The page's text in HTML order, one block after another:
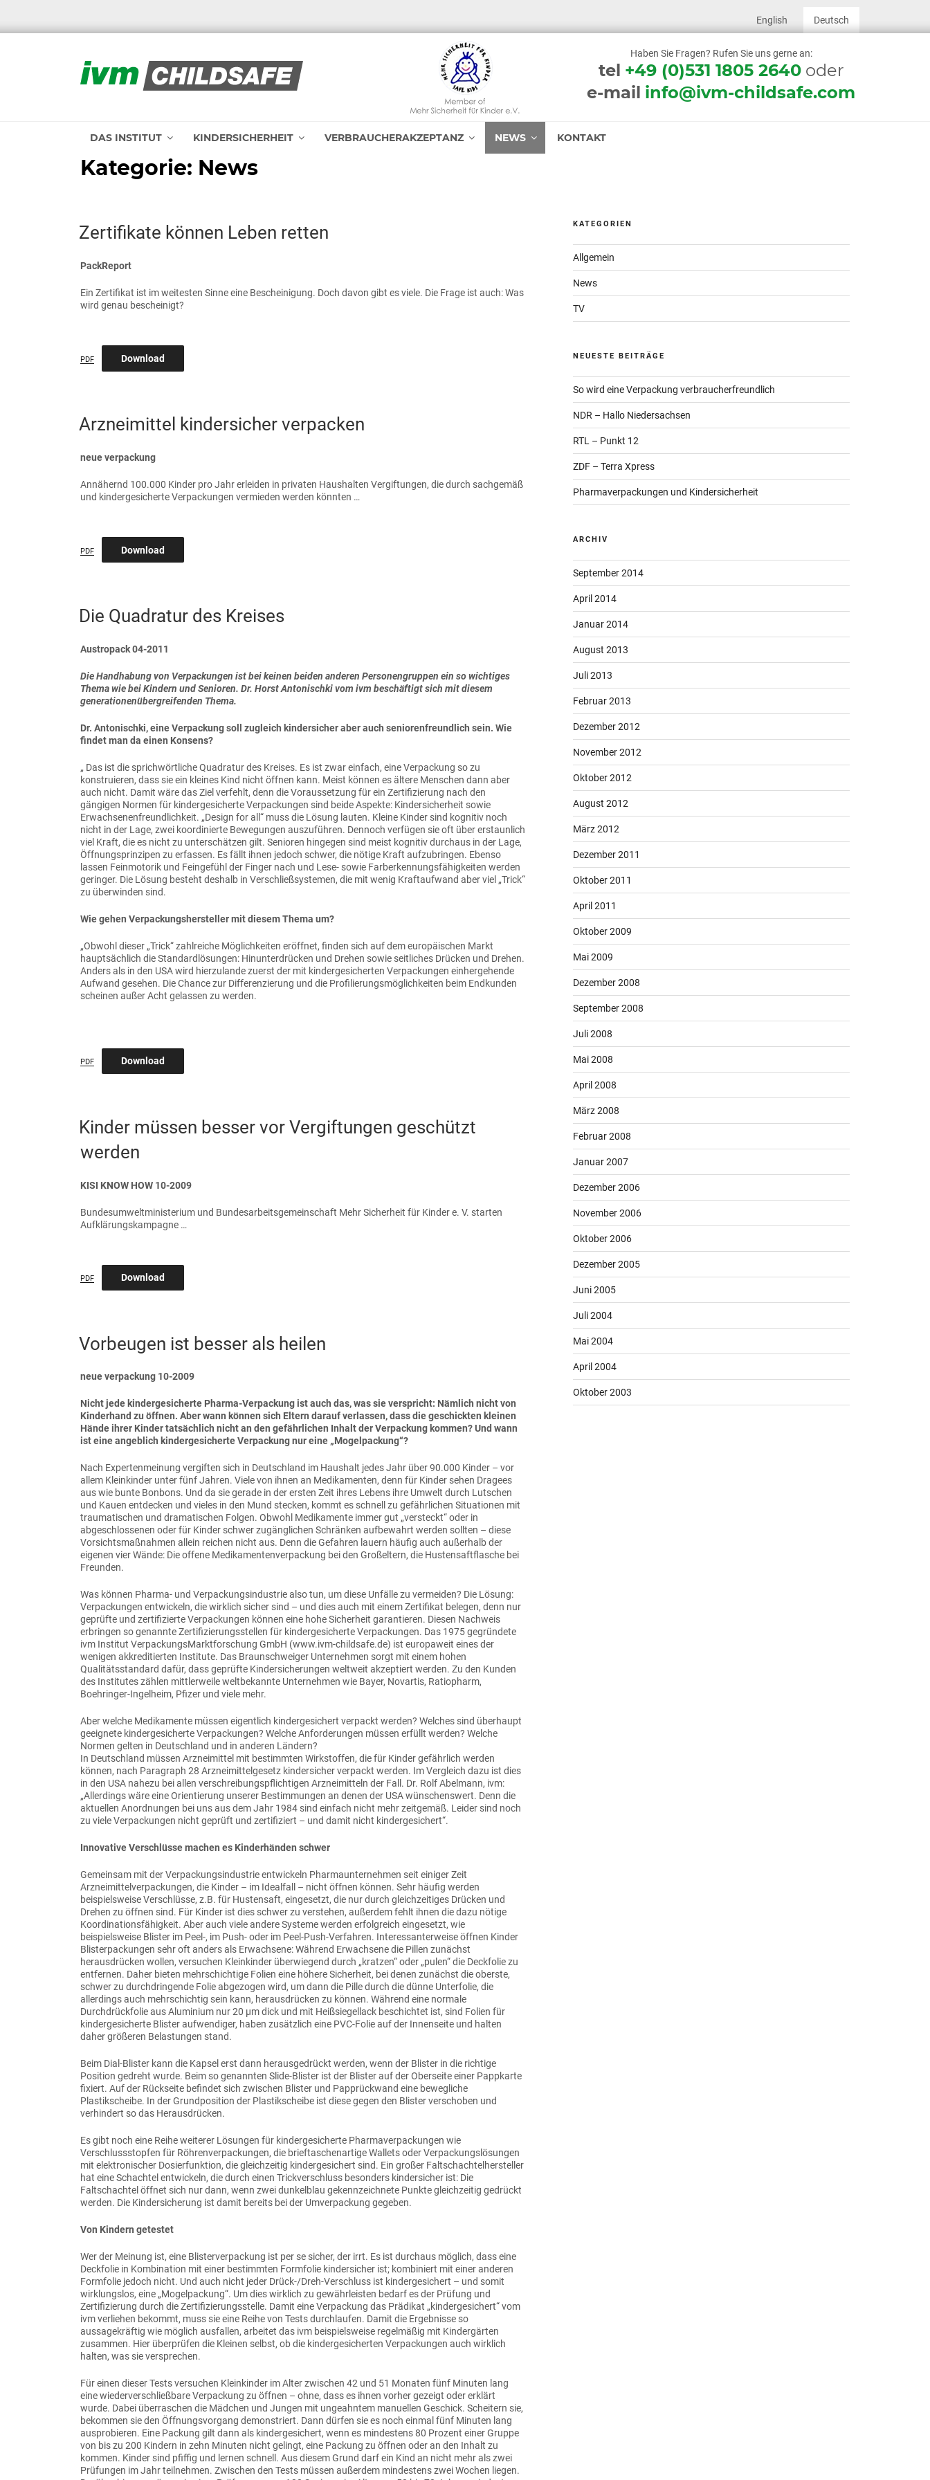
springen
English Deutsch
Haben Sie Fragen? Rufen Sie uns gerne an:
tel +49 (0)531 1805 2640oder
e-mail info@ivm-childsafe.com
DAS INSTITUT KINDERSICHERHEIT VERBRAUCHERAKZEPTANZ NEWS KONTAKT
Kategorie: News
AM
Zertifikate können Leben retten
PackReport
Ein Zertifikat ist im weitesten Sinne eine Bescheinigung. Doch davon gibt es viele. Die Frage ist auch: Was
wird genau bescheinigt?
PDF Download
AM
Arzneimittel kindersicher verpacken
neue verpackung
Annähernd 100.000 Kinder pro Jahr erleiden in privaten Haushalten Vergiftungen, die durch sachgemäß
und kindergesicherte Verpackungen vermieden werden könnten …
PDF Download
AM
Die Quadratur des Kreises
Austropack 04-2011
Die Handhabung von Verpackungen ist bei keinen beiden anderen Personengruppen ein so wichtiges
Thema wie bei Kindern und Senioren. Dr. Horst Antonischki vom ivm beschäftigt sich mit diesem
generationenübergreifenden Thema.
Dr. Antonischki, eine Verpackung soll zugleich kindersicher aber auch seniorenfreundlich sein. Wie
findet man da einen Konsens?
„ Das ist die sprichwörtliche Quadratur des Kreises. Es ist zwar einfach, eine Verpackung so zu
konstruieren, dass sie ein kleines Kind nicht öffnen kann. Meist können es ältere Menschen dann aber
auch nicht. Damit wäre das Ziel verfehlt, denn die Voraussetzung für ein Zertifizierung nach den
gängigen Normen für kindergesicherte Verpackungen sind beide Aspekte: Kindersicherheit sowie
Erwachsenenfreundlichkeit. „Design for all“ muss die Lösung lauten. Kleine Kinder sind kognitiv noch
nicht in der Lage, zwei koordinierte Bewegungen auszuführen. Dennoch verfügen sie oft über erstaunlich
viel Kraft, die es nicht zu unterschätzen gilt. Senioren hingegen sind meist kognitiv durchaus in der Lage,
Öffnungsprinzipen zu erfassen. Es fällt ihnen jedoch schwer, die nötige Kraft aufzubringen. Ebenso
lassen Feinmotorik und Feingefühl der Finger nach und Lese- sowie Farberkennungsfähigkeiten werden
geringer. Die Lösung besteht deshalb in Verschließsystemen, die mit wenig Kraftaufwand aber viel „Trick“
zu überwinden sind.
Wie gehen Verpackungshersteller mit diesem Thema um?
„Obwohl dieser „Trick“ zahlreiche Möglichkeiten eröffnet, finden sich auf dem europäischen Markt
hauptsächlich die Standardlösungen: Hinunterdrücken und Drehen sowie seitliches Drücken und Drehen.
Anders als in den USA wird hierzulande zuerst der mit kindergesicherten Verpackungen einhergehende
Aufwand gesehen. Die Chance zur Differenzierung und die Profilierungsmöglichkeiten beim Endkunden
scheinen außer Acht gelassen zu werden.
PDF Download
AM
Kinder müssen besser vor Vergiftungen geschützt
werden
KISI KNOW HOW 10-2009
Bundesumweltministerium und Bundesarbeitsgemeinschaft Mehr Sicherheit für Kinder e. V. starten
Aufklärungskampagne …
PDF Download
AM
Vorbeugen ist besser als heilen
neue verpackung 10-2009
Nicht jede kindergesicherte Pharma-Verpackung ist auch das, was sie verspricht: Nämlich nicht von
Kinderhand zu öffnen. Aber wann können sich Eltern darauf verlassen, dass die geschickten kleinen
Hände ihrer Kinder tatsächlich nicht an den gefährlichen Inhalt der Verpackung kommen? Und wann
ist eine angeblich kindergesicherte Verpackung nur eine „Mogelpackung“?
Nach Expertenmeinung vergiften sich in Deutschland im Haushalt jedes Jahr über 90.000 Kinder – vor
allem Kleinkinder unter fünf Jahren. Viele von ihnen an Medikamenten, denn für Kinder sehen Dragees
aus wie bunte Bonbons. Und da sie gerade in der ersten Zeit ihres Lebens ihre Umwelt durch Lutschen
und Kauen entdecken und vieles in den Mund stecken, kommt es schnell zu gefährlichen Situationen mit
traumatischen und dramatischen Folgen. Obwohl Medikamente immer gut „versteckt“ oder in
abgeschlossenen oder für Kinder schwer zugänglichen Schränken aufbewahrt werden sollten – diese
Vorsichtsmaßnahmen allein reichen nicht aus. Denn die Gefahren lauern häufig auch außerhalb der
eigenen vier Wände: Die offene Medikamentenverpackung bei den Großeltern, die Hustensaftflasche bei
Freunden.
Was können Pharma- und Verpackungsindustrie also tun, um diese Unfälle zu vermeiden? Die Lösung:
Verpackungen entwickeln, die wirklich sicher sind – und dies auch mit einem Zertifikat belegen, denn nur
geprüfte und zertifizierte Verpackungen können eine hohe Sicherheit garantieren. Diesen Nachweis
erbringen so genannte Zertifizierungsstellen für kindergesicherte Verpackungen. Das 1975 gegründete
ivm Institut VerpackungsMarktforschung GmbH (www.ivm-childsafe.de) ist europaweit eines der
wenigen akkreditierten Institute. Das Braunschweiger Unternehmen sorgt mit einem hohen
Qualitätsstandard dafür, dass geprüfte Kindersicherungen weltweit akzeptiert werden. Zu den Kunden
des Institutes zählen mittlerweile weltbekannte Unternehmen wie Bayer, Novartis, Ratiopharm,
Boehringer-Ingelheim, Pfizer und viele mehr.
Aber welche Medikamente müssen eigentlich kindergesichert verpackt werden? Welches sind überhaupt
geeignete kindergesicherte Verpackungen? Welche Anforderungen müssen erfüllt werden? Welche
Normen gelten in Deutschland und in anderen Ländern?
In Deutschland müssen Arzneimittel mit bestimmten Wirkstoffen, die für Kinder gefährlich werden
können, nach Paragraph 28 Arzneimittelgesetz kindersicher verpackt werden. Im Vergleich dazu ist dies
in den USA nahezu bei allen verschreibungspflichtigen Arzneimitteln der Fall. Dr. Rolf Abelmann, ivm:
„Allerdings wäre eine Orientierung unserer Bestimmungen an denen der USA wünschenswert. Denn die
aktuellen Anordnungen bei uns aus dem Jahr 1984 sind einfach nicht mehr zeitgemäß. Leider sind noch
zu viele Verpackungen nicht geprüft und zertifiziert – und damit nicht kindergesichert“.
Innovative Verschlüsse machen es Kinderhänden schwer
Gemeinsam mit der Verpackungsindustrie entwickeln Pharmaunternehmen seit einiger Zeit
Arzneimittelverpackungen, die Kinder – im Idealfall – nicht öffnen können. Sehr häufig werden
beispielsweise Verschlüsse, z.B. für Hustensaft, eingesetzt, die nur durch gleichzeitiges Drücken und
Drehen zu öffnen sind. Für Kinder ist dies schwer zu verstehen, außerdem fehlt ihnen die dazu nötige
Koordinationsfähigkeit. Aber auch viele andere Systeme werden erfolgreich eingesetzt, wie
beispielsweise Blister im Peel-, im Push- oder im Peel-Push-Verfahren. Interessanterweise öffnen Kinder
Blisterpackungen sehr oft anders als Erwachsene: Während Erwachsene die Pillen zunächst
herausdrücken wollen, versuchen Kleinkinder überwiegend durch „kratzen“ oder „pulen“ die Deckfolie zu
entfernen. Daher bieten mehrschichtige Folien eine höhere Sicherheit, bei denen zunächst die oberste,
schwer zu durchdringende Folie abgezogen wird, um dann die Pille durch die dünne Unterfolie, die
allerdings auch mehrschichtig sein kann, herausdrücken zu können. Während eine normale
Durchdrückfolie aus Aluminium nur 20 µm dick und mit Heißsiegellack beschichtet ist, sind Folien für
kindergesicherte Blister aufwendiger, haben zusätzlich eine PVC-Folie auf der Innenseite und halten
daher größeren Belastungen stand.
Beim Dial-Blister kann die Kapsel erst dann herausgedrückt werden, wenn der Blister in die richtige
Position gedreht wurde. Beim so genannten Slide-Blister ist der Blister auf der Oberseite einer Pappkarte
fixiert. Auf der Rückseite befindet sich zwischen Blister und Papprückwand eine bewegliche
Plastikscheibe. In der Grundposition der Plastikscheibe ist diese gegen den Blister verschoben und
verhindert so das Herausdrücken.
Es gibt noch eine Reihe weiterer Lösungen für kindergesicherte Pharmaverpackungen wie
Verschlussstopfen für Röhrenverpackungen, die brieftaschenartige Wallets oder Verpackungslösungen
mit elektronischer Dosierfunktion, die gleichzeitig kindergesichert sind. Ein großer Faltschachtelhersteller
hat eine Schachtel entwickeln, die durch einen Trickverschluss besonders kindersicher ist: Die
Faltschachtel öffnet sich nur dann, wenn zwei dunkelblau gekennzeichnete Punkte gleichzeitig gedrückt
werden. Die Kindersicherung ist damit bereits bei der Umverpackung gegeben.
Von Kindern getestet
Wer der Meinung ist, eine Blisterverpackung ist per se sicher, der irrt. Es ist durchaus möglich, dass eine
Deckfolie in Kombination mit einer bestimmten Formfolie kindersicher ist; kombiniert mit einer anderen
Formfolie jedoch nicht. Und auch nicht jeder Drück-/Dreh-Verschluss ist kindergesichert – und somit
wirklungslos, eine „Mogelpackung“. Um dies wirklich zu gewährleisten bedarf es der Prüfung und
Zertifizierung durch die Zertifizierungsstelle. Damit eine Verpackung das Prädikat „kindergesichert“ vom
ivm verliehen bekommt, muss sie eine Reihe von Tests durchlaufen. Damit die Ergebnisse so
aussagekräftig wie möglich ausfallen, arbeitet das ivm beispielsweise regelmäßig mit Kindergärten
zusammen. Hier überprüfen die Kleinen selbst, ob die kindergesicherten Verpackungen auch wirklich
halten, was sie versprechen.
Für einen dieser Tests versuchen Kleinkinder im Alter zwischen 42 und 51 Monaten fünf Minuten lang
eine wiederverschließbare Verpackung zu öffnen – ohne, dass es ihnen vorher gezeigt oder erklärt
wurde. Dabei überraschen die Mädchen und Jungen mit ungeahntem manuellen Geschick. Scheitern sie,
bekommen sie den Öffnungsvorgang demonstriert. Dann dürfen sie es noch einmal fünf Minuten lang
ausprobieren. Eine Packung gilt dann als kindergesichert, wenn es mindestens 80 Prozent einer Gruppe
von bis zu 200 Kindern in zehn Minuten nicht gelingt, eine Packung zu öffnen oder an den Inhalt zu
kommen. Kinder sind pfiffig und lernen schnell. Aus diesem Grund darf ein Kind an nicht mehr als zwei
Prüfungen im Jahr teilnehmen. Zwischen den Tests müssen außerdem mindestens zwei Wochen liegen.
KATEGORIEN
Allgemein
News
TV
NEUESTE BEITRÄGE
So wird eine Verpackung verbraucherfreundlich
NDR – Hallo Niedersachsen
RTL – Punkt 12
ZDF – Terra Xpress
Pharmaverpackungen und Kindersicherheit
ARCHIV
September 2014
April 2014
Januar 2014
August 2013
Juli 2013
Februar 2013
Dezember 2012
November 2012
Oktober 2012
August 2012
März 2012
Dezember 2011
Oktober 2011
April 2011
Oktober 2009
Mai 2009
Dezember 2008
September 2008
Juli 2008
Mai 2008
April 2008
März 2008
Februar 2008
Januar 2007
Dezember 2006
November 2006
Oktober 2006
Dezember 2005
Juni 2005
Juli 2004
Mai 2004
April 2004
Oktober 2003